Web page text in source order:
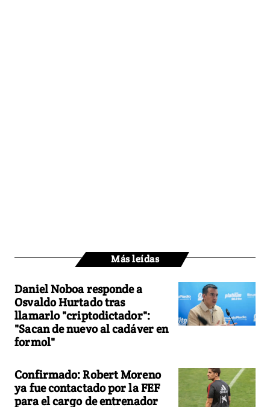
Más leídas
Daniel Noboa responde a
Osvaldo Hurtado tras
llamarlo "criptodictador":
"Sacan de nuevo al cadáver en
formol"
Confirmado: Robert Moreno
ya fue contactado por la FEF
para el cargo de entrenador